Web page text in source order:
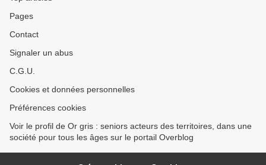
Pages
Contact
Signaler un abus
C.G.U.
Cookies et données personnelles
Préférences cookies
Voir le profil de Or gris : seniors acteurs des territoires, dans une
société pour tous les âges sur le portail Overblog